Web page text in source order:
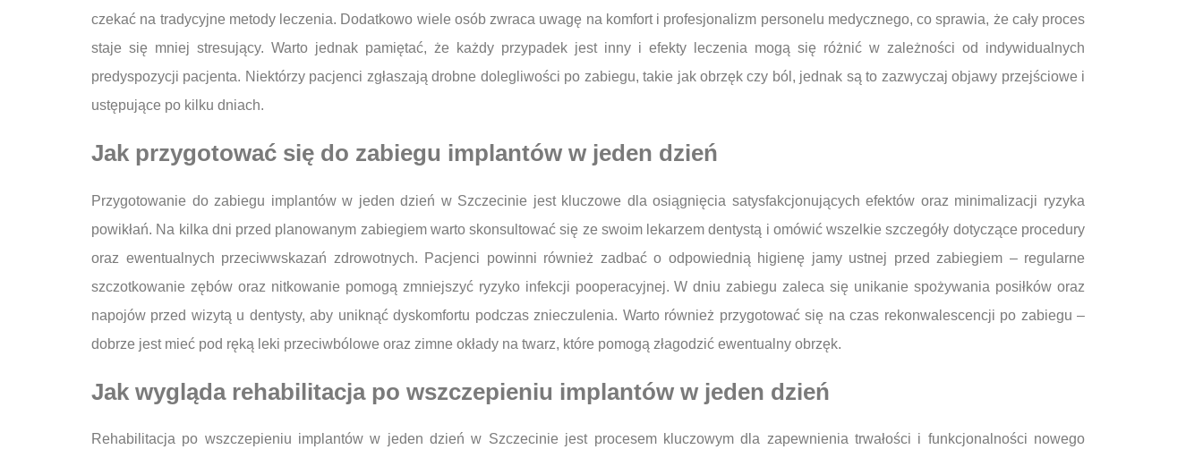
czekać na tradycyjne metody leczenia. Dodatkowo wiele osób zwraca uwagę na komfort i profesjonalizm personelu medycznego, co sprawia, że cały proces
staje się mniej stresujący. Warto jednak pamiętać, że każdy przypadek jest inny i efekty leczenia mogą się różnić w zależności od indywidualnych
predyspozycji pacjenta. Niektórzy pacjenci zgłaszają drobne dolegliwości po zabiegu, takie jak obrzęk czy ból, jednak są to zazwyczaj objawy przejściowe i
ustępujące po kilku dniach.
Jak przygotować się do zabiegu implantów w jeden dzień
Przygotowanie do zabiegu implantów w jeden dzień w Szczecinie jest kluczowe dla osiągnięcia satysfakcjonujących efektów oraz minimalizacji ryzyka
powikłań. Na kilka dni przed planowanym zabiegiem warto skonsultować się ze swoim lekarzem dentystą i omówić wszelkie szczegóły dotyczące procedury
oraz ewentualnych przeciwwskazań zdrowotnych. Pacjenci powinni również zadbać o odpowiednią higienę jamy ustnej przed zabiegiem – regularne
szczotkowanie zębów oraz nitkowanie pomogą zmniejszyć ryzyko infekcji pooperacyjnej. W dniu zabiegu zaleca się unikanie spożywania posiłków oraz
napojów przed wizytą u dentysty, aby uniknąć dyskomfortu podczas znieczulenia. Warto również przygotować się na czas rekonwalescencji po zabiegu –
dobrze jest mieć pod ręką leki przeciwbólowe oraz zimne okłady na twarz, które pomogą złagodzić ewentualny obrzęk.
Jak wygląda rehabilitacja po wszczepieniu implantów w jeden dzień
Rehabilitacja po wszczepieniu implantów w jeden dzień w Szczecinie jest procesem kluczowym dla zapewnienia trwałości i funkcjonalności nowego